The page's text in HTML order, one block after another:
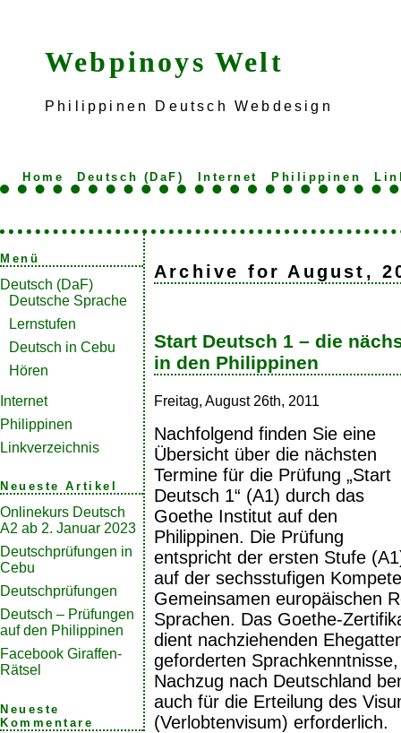
Webpinoys Welt
Philippinen Deutsch Webdesign
Home Deutsch (DaF) Internet Philippinen
Menü
Deutsch (DaF)
Deutsche Sprache
Lernstufen
Deutsch in Cebu
Hören
Internet
Philippinen
Linkverzeichnis
Neueste Artikel
Onlinekurs Deutsch
A2 ab 2. Januar 2023
Deutschprüfungen in
Cebu
Deutschprüfungen
Deutsch – Prüfungen
auf den Philippinen
Facebook Giraffen-
Rätsel
Neueste
Kommentare
Archive for August,
Start Deutsch 1 – die
in den Philippinen
Freitag, August 26th, 2011
Nachfolgend finden Sie eine
Übersicht über die nächsten
Termine für die Prüfung „Start
Deutsch 1“ (A1) durch das
Goethe Institut auf den
Philippinen. Die Prüfung
entspricht der ersten Stufe
auf der sechsstufigen
Gemeinsamen europäischen
Sprachen. Das Goethe-
dient nachziehenden
geforderten
Nachzug nach Deutschland
auch für die Erteilung des
(Verlobtenvisum) erforderlich.